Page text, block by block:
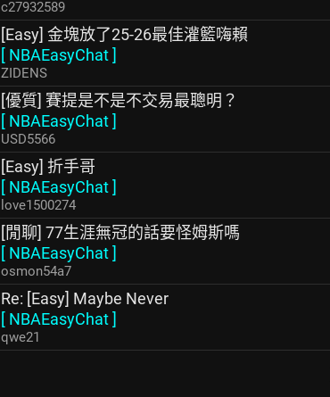
c27932589
[Easy] 金塊放了25-26最佳灌籃嗨賴
[ NBAEasyChat]
ZIDENS
[優質] 賽提是不是不交易最聰明？
[ NBAEasyChat]
USD5566
[Easy] 折手哥
[ NBAEasyChat]
love1500274
[閒聊] 77生涯無冠的話要怪姆斯嗎
[ NBAEasyChat]
osmon54a7
Re: [Easy] Maybe Never
[ NBAEasyChat]
qwe21